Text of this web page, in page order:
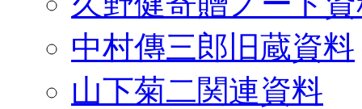
中村傳三郎旧蔵資料
山下菊二関連資料